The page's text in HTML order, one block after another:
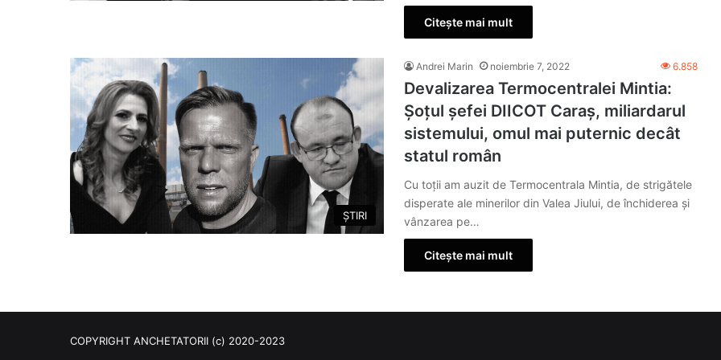
Citește mai mult
ȘTIRI
Andrei Marin noiembrie 7, 2022 6.858
Devalizarea Termocentralei Mintia:
Șoțul șefei DIICOT Caraș, miliardarul
sistemului, omul mai puternic decât
statul român
Cu toții am auzit de Termocentrala Mintia, de strigătele
disperate ale minerilor din Valea Jiului, de închiderea și
vânzarea pe…
Citește mai mult
COPYRIGHT ANCHETATORII (c) 2020-2023